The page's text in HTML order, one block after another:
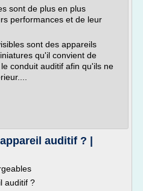
sont de plus en plus
performances et de leur
sont des appareils
qu'il convient de
conduit auditif afin qu'ils ne
auditif ? |
auditif ?